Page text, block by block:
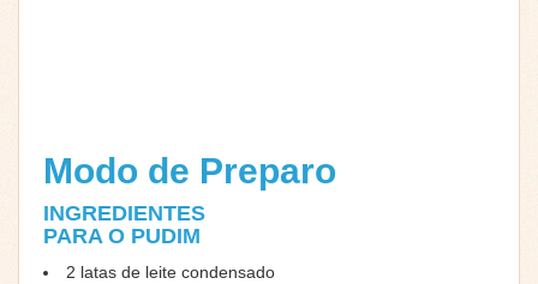
Modo de Preparo
INGREDIENTES
PARA O PUDIM
2 latas de leite condensado